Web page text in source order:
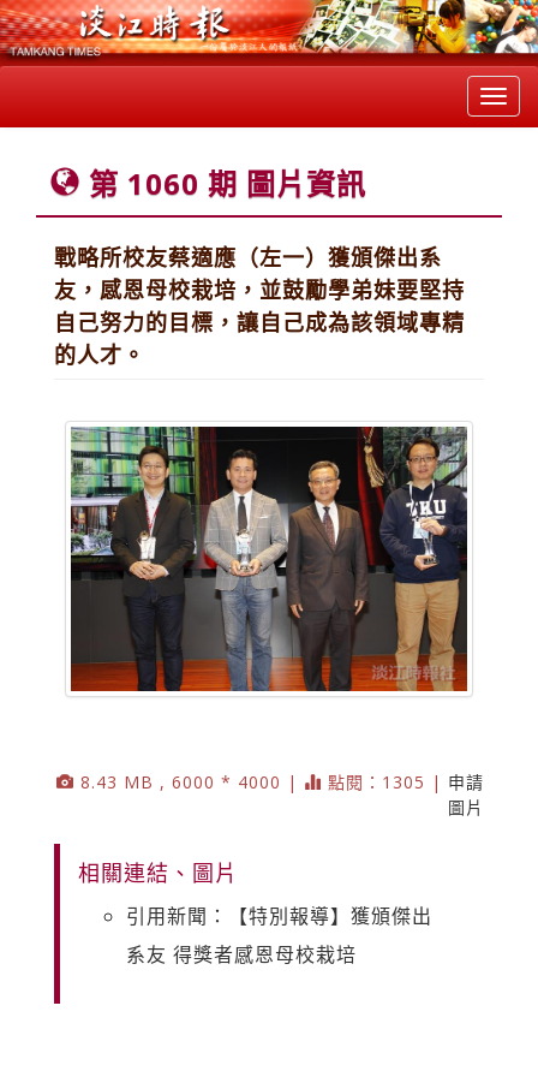
第 1060 期 圖片資訊
戰略所校友蔡適應（左一）獲頒傑出系
友，感恩母校栽培，並鼓勵學弟妹要堅持
自己努力的目標，讓自己成為該領域專精
的人才。
8.43 MB , 6000 * 4000 | 點閱：1305 | 申請
圖片
相關連結、圖片
引用新聞：【特別報導】獲頒傑出
系友 得獎者感恩母校栽培